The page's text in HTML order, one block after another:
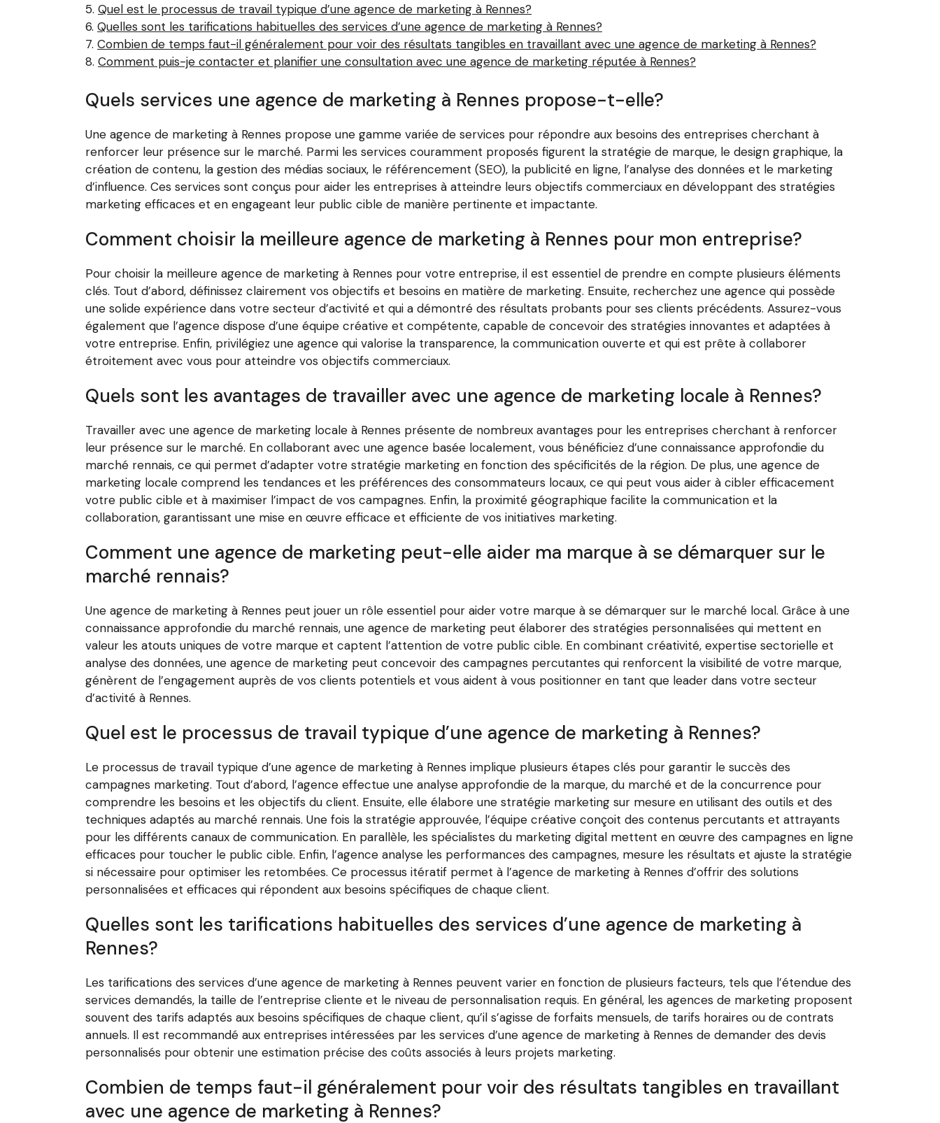
Quel est le processus de travail typique d’une agence de marketing à Rennes?
Quelles sont les tarifications habituelles des services d’une agence de marketing à Rennes?
Combien de temps faut-il généralement pour voir des résultats tangibles en travaillant avec une agence de marketing à Rennes?
Comment puis-je contacter et planifier une consultation avec une agence de marketing réputée à Rennes?
Quels services une agence de marketing à Rennes propose-t-elle?
Une agence de marketing à Rennes propose une gamme variée de services pour répondre aux besoins des entreprises cherchant à
renforcer leur présence sur le marché. Parmi les services couramment proposés figurent la stratégie de marque, le design graphique, la
création de contenu, la gestion des médias sociaux, le référencement (SEO), la publicité en ligne, l’analyse des données et le marketing
d’influence. Ces services sont conçus pour aider les entreprises à atteindre leurs objectifs commerciaux en développant des stratégies
marketing efficaces et en engageant leur public cible de manière pertinente et impactante.
Comment choisir la meilleure agence de marketing à Rennes pour mon entreprise?
Pour choisir la meilleure agence de marketing à Rennes pour votre entreprise, il est essentiel de prendre en compte plusieurs éléments
clés. Tout d’abord, définissez clairement vos objectifs et besoins en matière de marketing. Ensuite, recherchez une agence qui possède
une solide expérience dans votre secteur d’activité et qui a démontré des résultats probants pour ses clients précédents. Assurez-vous
également que l’agence dispose d’une équipe créative et compétente, capable de concevoir des stratégies innovantes et adaptées à
votre entreprise. Enfin, privilégiez une agence qui valorise la transparence, la communication ouverte et qui est prête à collaborer
étroitement avec vous pour atteindre vos objectifs commerciaux.
Quels sont les avantages de travailler avec une agence de marketing locale à Rennes?
Travailler avec une agence de marketing locale à Rennes présente de nombreux avantages pour les entreprises cherchant à renforcer
leur présence sur le marché. En collaborant avec une agence basée localement, vous bénéficiez d’une connaissance approfondie du
marché rennais, ce qui permet d’adapter votre stratégie marketing en fonction des spécificités de la région. De plus, une agence de
marketing locale comprend les tendances et les préférences des consommateurs locaux, ce qui peut vous aider à cibler efficacement
votre public cible et à maximiser l’impact de vos campagnes. Enfin, la proximité géographique facilite la communication et la
collaboration, garantissant une mise en œuvre efficace et efficiente de vos initiatives marketing.
Comment une agence de marketing peut-elle aider ma marque à se démarquer sur le
marché rennais?
Une agence de marketing à Rennes peut jouer un rôle essentiel pour aider votre marque à se démarquer sur le marché local. Grâce à une
connaissance approfondie du marché rennais, une agence de marketing peut élaborer des stratégies personnalisées qui mettent en
valeur les atouts uniques de votre marque et captent l’attention de votre public cible. En combinant créativité, expertise sectorielle et
analyse des données, une agence de marketing peut concevoir des campagnes percutantes qui renforcent la visibilité de votre marque,
génèrent de l’engagement auprès de vos clients potentiels et vous aident à vous positionner en tant que leader dans votre secteur
d’activité à Rennes.
Quel est le processus de travail typique d’une agence de marketing à Rennes?
Le processus de travail typique d’une agence de marketing à Rennes implique plusieurs étapes clés pour garantir le succès des
campagnes marketing. Tout d’abord, l’agence effectue une analyse approfondie de la marque, du marché et de la concurrence pour
comprendre les besoins et les objectifs du client. Ensuite, elle élabore une stratégie marketing sur mesure en utilisant des outils et des
techniques adaptés au marché rennais. Une fois la stratégie approuvée, l’équipe créative conçoit des contenus percutants et attrayants
pour les différents canaux de communication. En parallèle, les spécialistes du marketing digital mettent en œuvre des campagnes en ligne
efficaces pour toucher le public cible. Enfin, l’agence analyse les performances des campagnes, mesure les résultats et ajuste la stratégie
si nécessaire pour optimiser les retombées. Ce processus itératif permet à l’agence de marketing à Rennes d’offrir des solutions
personnalisées et efficaces qui répondent aux besoins spécifiques de chaque client.
Quelles sont les tarifications habituelles des services d’une agence de marketing à
Rennes?
Les tarifications des services d’une agence de marketing à Rennes peuvent varier en fonction de plusieurs facteurs, tels que l’étendue des
services demandés, la taille de l’entreprise cliente et le niveau de personnalisation requis. En général, les agences de marketing proposent
souvent des tarifs adaptés aux besoins spécifiques de chaque client, qu’il s’agisse de forfaits mensuels, de tarifs horaires ou de contrats
annuels. Il est recommandé aux entreprises intéressées par les services d’une agence de marketing à Rennes de demander des devis
personnalisés pour obtenir une estimation précise des coûts associés à leurs projets marketing.
Combien de temps faut-il généralement pour voir des résultats tangibles en travaillant
avec une agence de marketing à Rennes?